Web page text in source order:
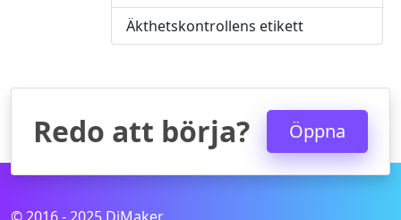
Äkthetskontrollens etikett
Redo att börja? Öppna